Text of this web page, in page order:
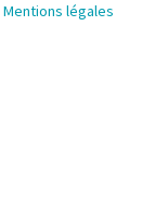
Mentions légales